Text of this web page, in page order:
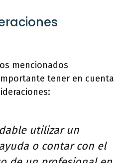
mencionados
tener en cuenta
utilizar un
o contar con el